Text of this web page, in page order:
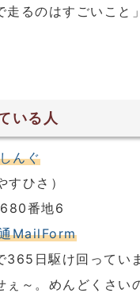
走るのはすごいこと
いる人
んぐ
ひさ）
番地6
MailForm
365日駆け回ってい
～。めんどくさい